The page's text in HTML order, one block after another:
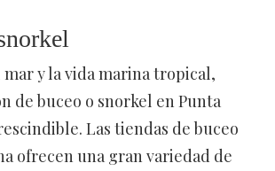
mar y la vida marina tropical,
de buceo o snorkel en Punta
Las tiendas de buceo
ofrecen una gran variedad de